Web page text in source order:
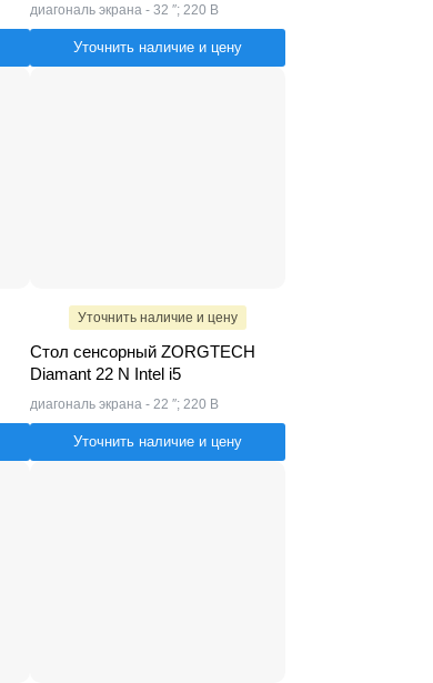
диагональ экрана - 32 ″; 220 В
Уточнить наличие и цену
Уточнить наличие и цену
Стол сенсорный ZORGTECH
Diamant 22 N Intel i5
диагональ экрана - 22 ″; 220 В
Уточнить наличие и цену